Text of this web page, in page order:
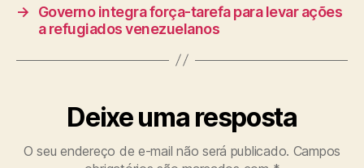
→
Governo integra força-tarefa para levar ações
a refugiados venezuelanos
Deixe uma resposta
O seu endereço de e-mail não será publicado. Campos